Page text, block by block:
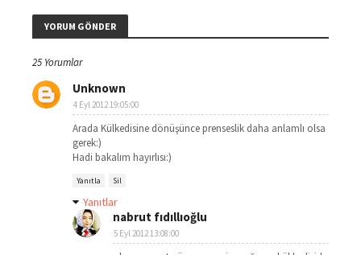
YORUM GÖNDER
25 Yorumlar
Unknown
4 Eyl 2012 19:05:00
Arada Külkedisine dönüşünce prenseslik daha anlamlı olsa
gerek:)
Hadi bakalım hayırlısı:)
Yanıtla Sil
Yanıtlar
nabrut fıdıllıoğlu
5 Eyl 2012 13:08:00